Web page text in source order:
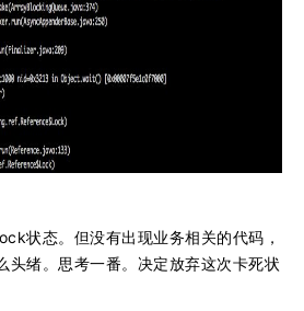
状态。但没有出现业务相关的代码，
头绪。思考一番。决定放弃这次卡死状